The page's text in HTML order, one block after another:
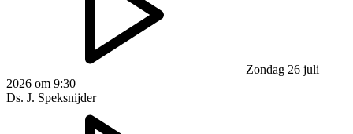
Zondag 26 juli
2026 om 9:30
Ds. J. Speksnijder